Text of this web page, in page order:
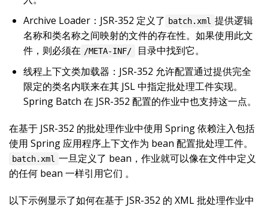
Archive Loader：JSR-352 定义了 batch.xml 提供逻辑
名称和类名称之间映射的文件的存在性。如果使用此文
件，则必须在 /META-INF/
目录中找到它。
线程上下文类加载器：JSR-352 允许配置通过提供完全
限定的类名内联来在其 JSL 中指定批处理工件实现。
Spring Batch 在 JSR-352 配置的作业中也支持这一点。
在基于 JSR-352 的批处理作业中使用 Spring 依赖注入包括
使用 Spring 应用程序上下文作为 bean 配置批处理工件。
batch.xml 一旦定义了 bean，作业就可以像在文件中定义
的任何 bean 一样引用它们 。
以下示例显示了如何在基于 JSR-352 的 XML 批处理作业中